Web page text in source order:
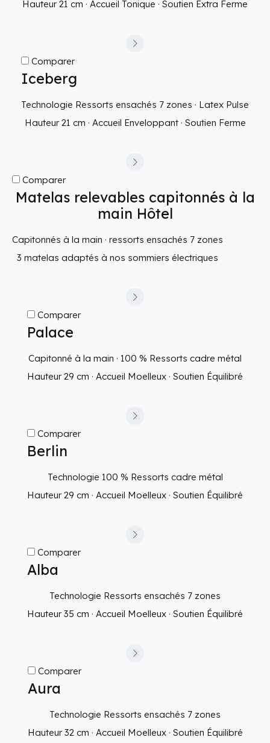
Hauteur 21 cm · Accueil Tonique · Soutien Extra Ferme
Comparer
Iceberg
Technologie Ressorts ensachés 7 zones · Latex Pulse
Hauteur 21 cm · Accueil Enveloppant · Soutien Ferme
Comparer
Matelas relevables capitonnés à la
main Hôtel
Capitonnés à la main · ressorts ensachés 7 zones
3 matelas adaptés à nos sommiers électriques
Comparer
Palace
Capitonné à la main · 100 % Ressorts cadre métal
Hauteur 29 cm · Accueil Moelleux · Soutien Équilibré
Comparer
Berlin
Technologie 100 % Ressorts cadre métal
Hauteur 29 cm · Accueil Moelleux · Soutien Équilibré
Comparer
Alba
Technologie Ressorts ensachés 7 zones
Hauteur 35 cm · Accueil Moelleux · Soutien Équilibré
Comparer
Aura
Technologie Ressorts ensachés 7 zones
Hauteur 32 cm · Accueil Moelleux · Soutien Équilibré